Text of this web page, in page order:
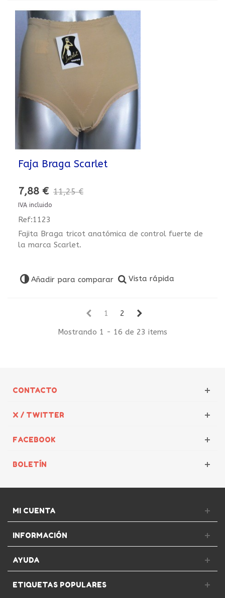
Faja Braga Scarlet
7,88 € 11,25 €
IVA incluido
Ref:1123
Fajita Braga tricot anatómica de control fuerte de
la marca Scarlet.
Añadir para comparar Vista rápida
1 2
Mostrando 1 - 16 de 23 items
CONTACTO
X / TWITTER
FACEBOOK
BOLETÍN
MI CUENTA
INFORMACIÓN
AYUDA
ETIQUETAS POPULARES